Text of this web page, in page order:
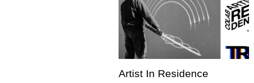
Artist In Residence